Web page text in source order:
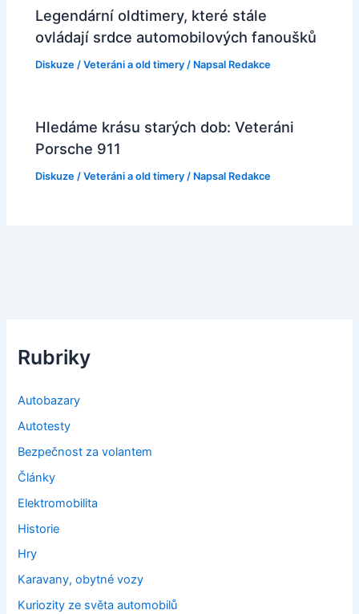
Legendární oldtimery, které stále
ovládají srdce automobilových fanoušků
Diskuze /Veteráni a old timery / Napsal Redakce
Hledáme krásu starých dob: Veteráni
Porsche 911
Diskuze /Veteráni a old timery / Napsal Redakce
Rubriky
Autobazary
Autotesty
Bezpečnost za volantem
Články
Elektromobilita
Historie
Hry
Karavany, obytné vozy
Kuriozity ze světa automobilů